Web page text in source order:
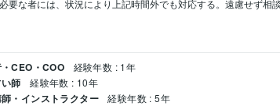
要な者には、状況により上記時間外でも対応する。遠慮せず
CEO・COO 経験年数 : 1年
師 経験年数 : 10年
・インストラクター 経験年数 : 5年